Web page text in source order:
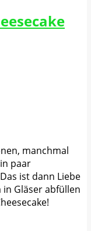
manchmal
paar
ist dann Liebe
Gläser abfüllen